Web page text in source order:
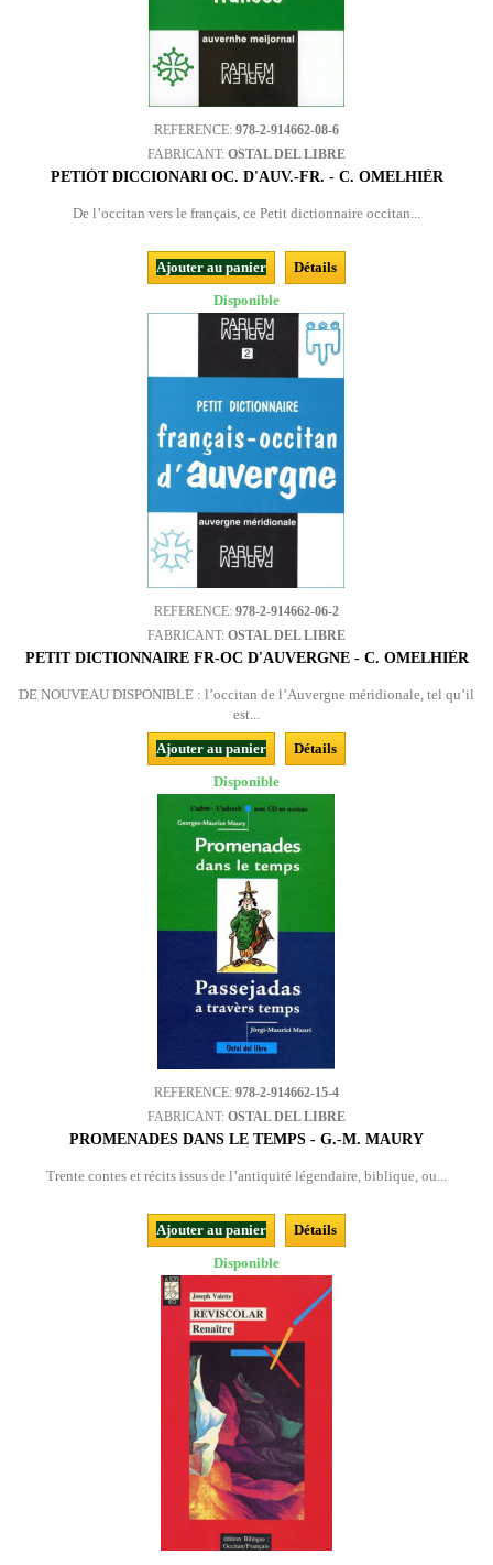
REFERENCE: 978-2-914662-08-6
FABRICANT: OSTAL DEL LIBRE
PETIÒT DICCIONARI OC. D'AUV.-FR. - C. OMELHIÈR
De l’occitan vers le français, ce Petit dictionnaire occitan...
Ajouter au panier
Détails
Disponible
REFERENCE: 978-2-914662-06-2
FABRICANT: OSTAL DEL LIBRE
PETIT DICTIONNAIRE FR-OC D'AUVERGNE - C. OMELHIÈR
DE NOUVEAU DISPONIBLE : l’occitan de l’Auvergne méridionale, tel qu’il
est...
Ajouter au panier
Détails
Disponible
REFERENCE: 978-2-914662-15-4
FABRICANT: OSTAL DEL LIBRE
PROMENADES DANS LE TEMPS - G.-M. MAURY
Trente contes et récits issus de l’antiquité légendaire, biblique, ou...
Ajouter au panier
Détails
Disponible